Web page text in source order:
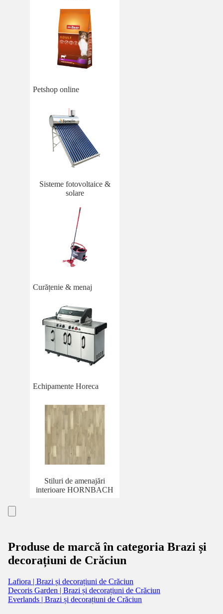
Petshop online
Sisteme fotovoltaice &
solare
Curățenie & menaj
Echipamente Horeca
Stiluri de amenajări
interioare HORNBACH
Produse de marcă în categoria Brazi și
decorațiuni de Crăciun
Lafiora | Brazi și decorațiuni de Crăciun
Decoris Garden | Brazi și decorațiuni de Crăciun
Everlands | Brazi și decorațiuni de Crăciun